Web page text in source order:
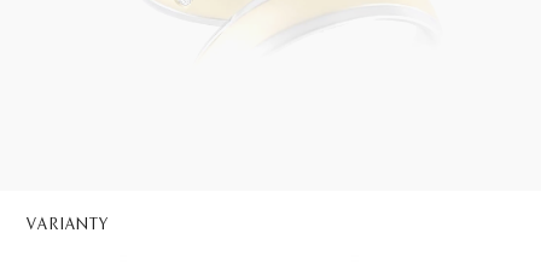
VARIANTY